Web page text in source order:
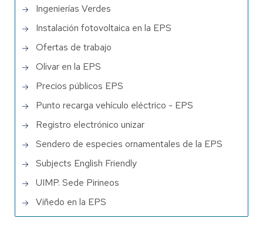
Ingenierías Verdes
Instalación fotovoltaica en la EPS
Ofertas de trabajo
Olivar en la EPS
Precios públicos EPS
Punto recarga vehículo eléctrico - EPS
Registro electrónico unizar
Sendero de especies ornamentales de la EPS
Subjects English Friendly
UIMP. Sede Pirineos
Viñedo en la EPS